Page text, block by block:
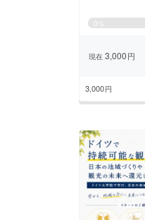
0
現在3,000円
3,000円